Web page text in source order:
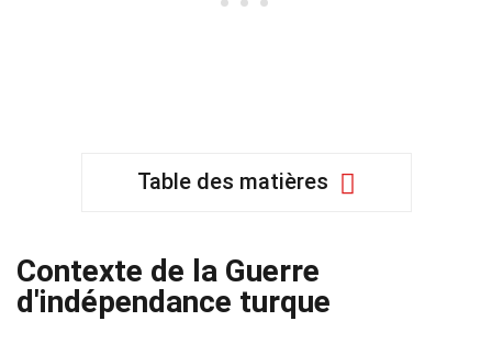
Table des matières
Contexte de la Guerre
d'indépendance turque